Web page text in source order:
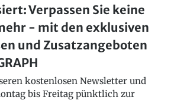
Verpassen Sie keine
- mit den exklusiven
und Zusatzangeboten
kostenlosen Newsletter und
bis Freitag pünktlich zur